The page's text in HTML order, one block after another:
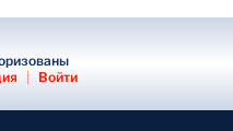
| Войти